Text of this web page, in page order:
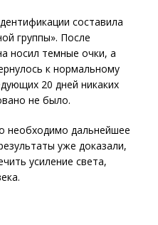
составила
группы». После
носил темные очки, а
к нормальному
20 дней никаких
не было.
необходимо дальнейшее
уже доказали,
усиление света,